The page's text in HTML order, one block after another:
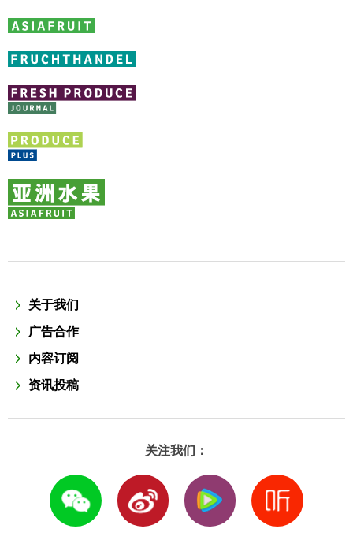
关于我们
广告合作
内容订阅
资讯投稿
关注我们：